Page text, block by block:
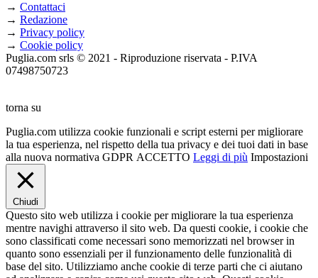
→ Contattaci
→ Redazione
→ Privacy policy
→ Cookie policy
Puglia.com srls © 2021 - Riproduzione riservata - P.IVA
07498750723
torna su
Puglia.com utilizza cookie funzionali e script esterni per migliorare
la tua esperienza, nel rispetto della tua privacy e dei tuoi dati in base
alla nuova normativa GDPR ACCETTO Leggi di più Impostazioni
Chiudi
Questo sito web utilizza i cookie per migliorare la tua esperienza
mentre navighi attraverso il sito web. Da questi cookie, i cookie che
sono classificati come necessari sono memorizzati nel browser in
quanto sono essenziali per il funzionamento delle funzionalità di
base del sito. Utilizziamo anche cookie di terze parti che ci aiutano